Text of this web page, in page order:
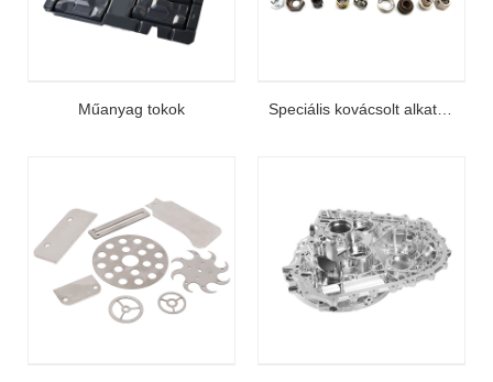
Műanyag tokok